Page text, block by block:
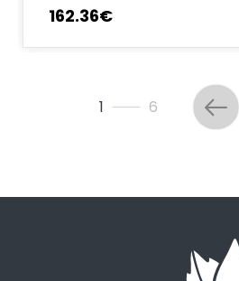
162.36€
1 6